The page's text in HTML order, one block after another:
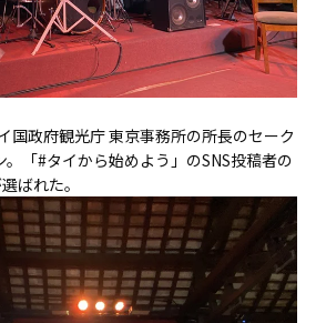
政府観光庁 東京事務所の所長のセーク
「#タイから始めよう」のSNS投稿者の
ばれた。